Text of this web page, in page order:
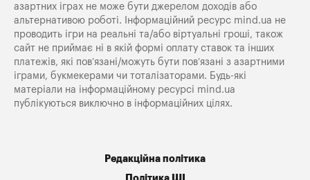
азартних іграх не може бути джерелом доходів або
альтернативою роботі. Інформаційний ресурс mind.ua не
проводить ігри на реальні та/або віртуальні гроші, також
сайт не приймає ні в якій формі оплату ставок та інших
платежів, які пов’язані/можуть бути пов’язані з азартними
іграми, букмекерами чи тоталізаторами. Будь-які
матеріали на інформаційному ресурсі mind.ua
публікуються виключно в інформаційних цілях.
Редакційна політика